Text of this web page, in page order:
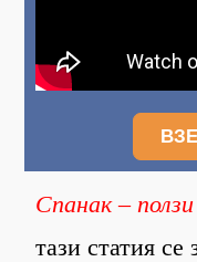
Спанак –
тази статия се